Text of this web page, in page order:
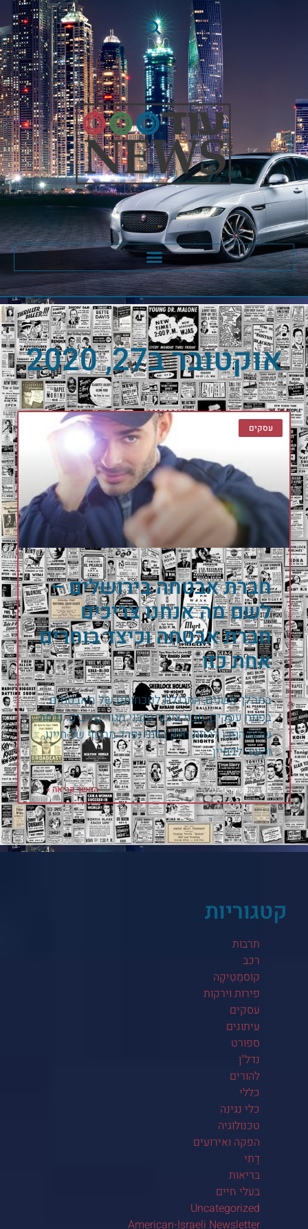
אוקטובר ב27, 2020
עסקים
חברת אבטחה בירושלים –
לשם מה אנחנו צריכים
חברת אבטחה וכיצד בוחרים
אחת כזו
במהלך השנים, התרגלנו לנוכחותם של מאבטחים
בפתח עסקים, מבני ציבור ומבני מגורים רבים. נדמה
שהם הפכו להיות חלק בלתי נפרד מהנוף של חיינו,
וקשה לדמיין
המשך קריאה » 27 באוקטובר 2020
קטגוריות
תרבות
רכב
קוֹסמֵטִיקָה
פירות וירקות
עסקים
עיתונים
ספורט
נדל"ן
להורים
כללי
כלי נגינה
טכנולוגיה
הפקה ואירועים
דָתִי
בריאות
בעלי חיים
Uncategorized
American-Israeli Newsletter